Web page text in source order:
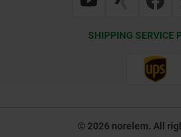
SHIPPING SERVICE
© 2026 norelem. All